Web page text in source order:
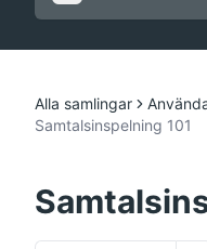
Alla samlingar
Samtalsinspelning 101